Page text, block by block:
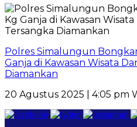
Polres Simalungun
Ganja di Kawasan Wisata
Diamankan
20 Agustus 2025 | 4:05 pm